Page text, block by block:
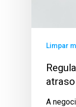
Limpar
atraso
A